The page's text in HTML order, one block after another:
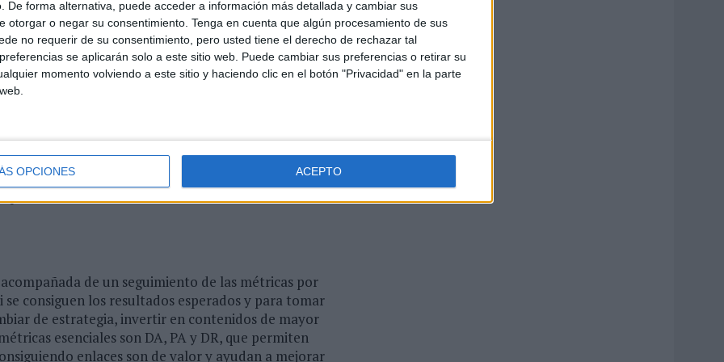
De forma alternativa, puede acceder a información más detallada y cambiar sus
otorgar o negar su consentimiento. Tenga en cuenta que algún procesamiento de sus
no requerir de su consentimiento, pero usted tiene el derecho de rechazar tal
se aplicarán solo a este sitio web. Puede cambiar sus preferencias o retirar su
momento volviendo a este sitio y haciendo clic en el botón "Privacidad" en la parte
OPCIONES ACEPTO
la mano
debe estar basada en dos tipos de acciones:
una marca puede emplear en su propio sitio web
(páginas de resultados de las búsquedas). Los
metadata (keywords y descripciones),
el contenido HTML y los enlaces internos.
centra en conseguir enlaces externos que apunten a
orgánico en los buscadores. Dentro de esta
técnicas.
de un seguimiento de las métricas por
consiguen los resultados esperados y para tomar
de estrategia, invertir en contenidos de mayor
esenciales son DA, PA y DR, que permiten
enlaces son de valor y ayudan a mejorar